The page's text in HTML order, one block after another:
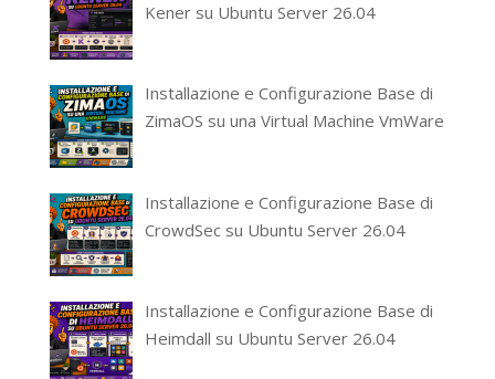
Kener su Ubuntu Server 26.04
Installazione e Configurazione Base di
ZimaOS su una Virtual Machine VmWare
Installazione e Configurazione Base di
CrowdSec su Ubuntu Server 26.04
Installazione e Configurazione Base di
Heimdall su Ubuntu Server 26.04